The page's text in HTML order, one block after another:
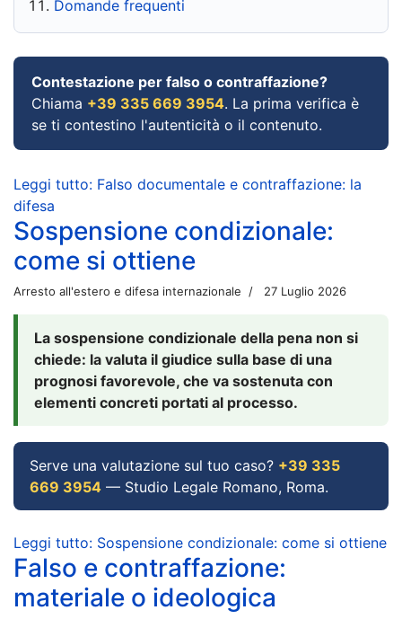
Domande frequenti
Contestazione per falso o contraffazione?
Chiama +39 335 669 3954. La prima verifica è
se ti contestino l'autenticità o il contenuto.
Leggi tutto: Falso documentale e contraffazione: la
difesa
Sospensione condizionale:
come si ottiene
Arresto all'estero e difesa internazionale 27 Luglio 2026
La sospensione condizionale della pena non si
chiede: la valuta il giudice sulla base di una
prognosi favorevole, che va sostenuta con
elementi concreti portati al processo.
Serve una valutazione sul tuo caso? +39 335
669 3954 — Studio Legale Romano, Roma.
Leggi tutto: Sospensione condizionale: come si ottiene
Falso e contraffazione:
materiale o ideologica